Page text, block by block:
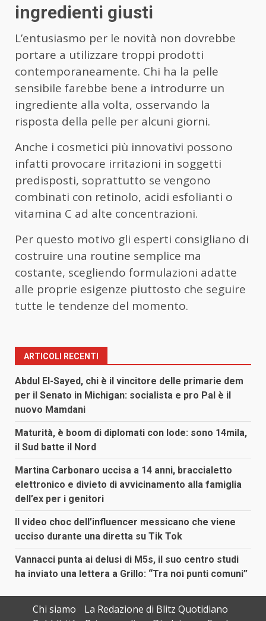
ingredienti giusti
L’entusiasmo per le novità non dovrebbe
portare a utilizzare troppi prodotti
contemporaneamente. Chi ha la pelle
sensibile farebbe bene a introdurre un
ingrediente alla volta, osservando la
risposta della pelle per alcuni giorni.
Anche i cosmetici più innovativi possono
infatti provocare irritazioni in soggetti
predisposti, soprattutto se vengono
combinati con retinolo, acidi esfolianti o
vitamina C ad alte concentrazioni.
Per questo motivo gli esperti consigliano di
costruire una routine semplice ma
costante, scegliendo formulazioni adatte
alle proprie esigenze piuttosto che seguire
tutte le tendenze del momento.
ARTICOLI RECENTI
Abdul El-Sayed, chi è il vincitore delle primarie dem
per il Senato in Michigan: socialista e pro Pal è il
nuovo Mamdani
Maturità, è boom di diplomati con lode: sono 14mila,
il Sud batte il Nord
Martina Carbonaro uccisa a 14 anni, braccialetto
elettronico e divieto di avvicinamento alla famiglia
dell’ex per i genitori
Il video choc dell’influencer messicano che viene
ucciso durante una diretta su Tik Tok
Vannacci punta ai delusi di M5s, il suo centro studi
ha inviato una lettera a Grillo: “Tra noi punti comuni”
Chi siamo
La Redazione di Blitz Quotidiano